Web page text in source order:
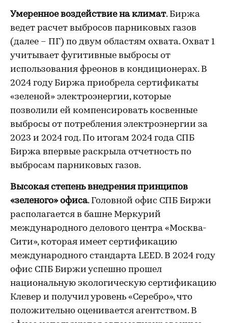
Умеренное воздействие на климат. Биржа
ведет расчет выбросов парниковых газов
(далее – ПГ) по двум областям охвата. Охват 1
учитывает фугитивные выбросы от
использования фреонов в кондиционерах. В
2024 году Биржа приобрела сертификаты
«зеленой» электроэнергии, которые
позволили ей компенсировать косвенные
выбросы от потребления электроэнергии за
2023 и 2024 год. По итогам 2024 года СПБ
Биржа впервые раскрыла отчетность по
выбросам парниковых газов.
Высокая степень внедрения принципов
«зеленого» офиса. Головной офис СПБ Биржи
располагается в башне Меркурий
международного делового центра «Москва-
Сити», которая имеет сертификацию
международного стандарта LEED. В 2024 году
офис СПБ Биржи успешно прошел
национальную экологическую сертификацию
Клевер и получил уровень «Серебро», что
положительно оценивается агентством. В